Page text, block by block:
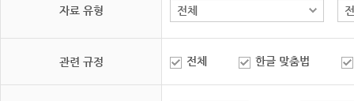
자료 유형
관련 규정 전체 한글 맞춤법